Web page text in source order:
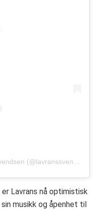
Et innlegg delt av Ole LAVRANS Svendsen (@lavranssvendsen)
Lavrans nå optimistisk
musikk og åpenhet til